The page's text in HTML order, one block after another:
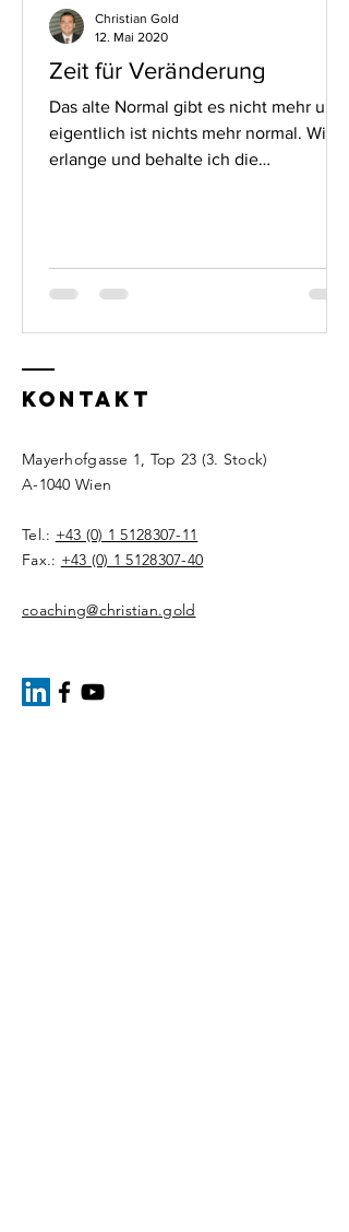
Zeit für Veränderung
Das alte Normal gibt es nicht mehr und
eigentlich ist nichts mehr normal. Wie
erlange und behalte ich die
Christian Gold
12. Mai 2020
KONTAKT
Mayerhofgasse 1, Top 23 (3. Stock)
A-1040 Wien
Tel.: +43 (0) 1 5128307-11
Fax.: +43 (0) 1 5128307-40
coaching@christian.gold